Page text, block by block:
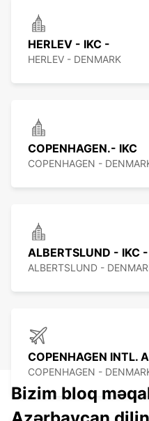
HERLEV - IKC -
HERLEV - DENMARK
COPENHAGEN.- IKC
COPENHAGEN -
ALBERTSLUND - IKC -
ALBERTSLUND -
COPENHAGEN INTL.
COPENHAGEN -
Bizim bloq